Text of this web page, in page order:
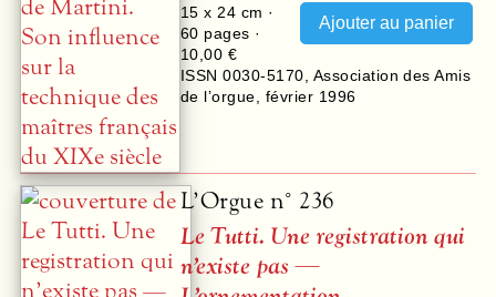
15 x 24 cm ·
60 pages ·
10,00 €
ISSN 0030-5170 Association des Amis
de l’orgue
février 1996
L’Orgue n° 236
Le Tutti. Une registration qui
n’existe pas —